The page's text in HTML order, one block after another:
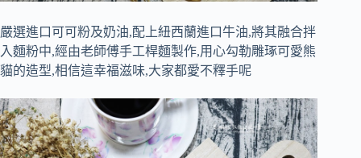
嚴選進口可可粉及奶油,配上紐西蘭進口牛油,將其融合拌
入麵粉中,經由老師傅手工桿麵製作,用心勾勒雕琢可愛熊
貓的造型,相信這幸福滋味,大家都愛不釋手呢